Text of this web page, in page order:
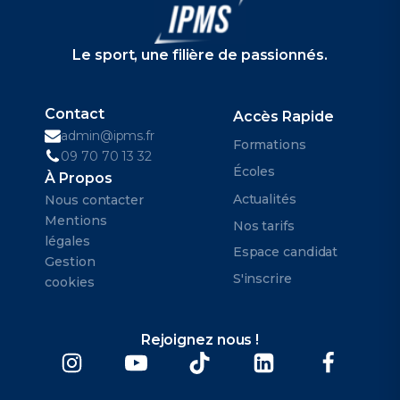
Objectif
développer un haut niveau de pratique
sportive pour réussir les tests d’aptitude
physique de l’État, et renforcer son
professionnalisme afin d’intégrer une
alternance dans les meilleures conditions
pour la poursuite de votre formation au
sein d’un BPJEPS.
Le sport, une filière de passionnés.
Contact
admin@ipms.fr
09 70 70 13 32
À Propos
Nous contacter
Mentions
légales
Gestion
cookies
Accès Rapide
Formations
Écoles
Actualités
Nos tarifs
Espace candidat
S'inscrire
Rejoignez nous !